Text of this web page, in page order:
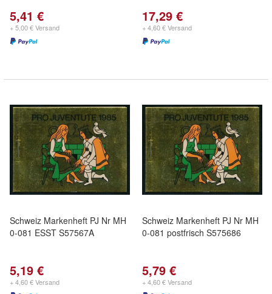
5,41 €
+ 5,00 € Versand
17,29 €
+ 4,60 € Versand
Schweiz Markenheft PJ Nr MH
0-081 ESST S57567A
5,19 €
+ 4,60 € Versand
Schweiz Markenheft PJ Nr MH
0-081 postfrisch S575686
5,79 €
+ 4,60 € Versand